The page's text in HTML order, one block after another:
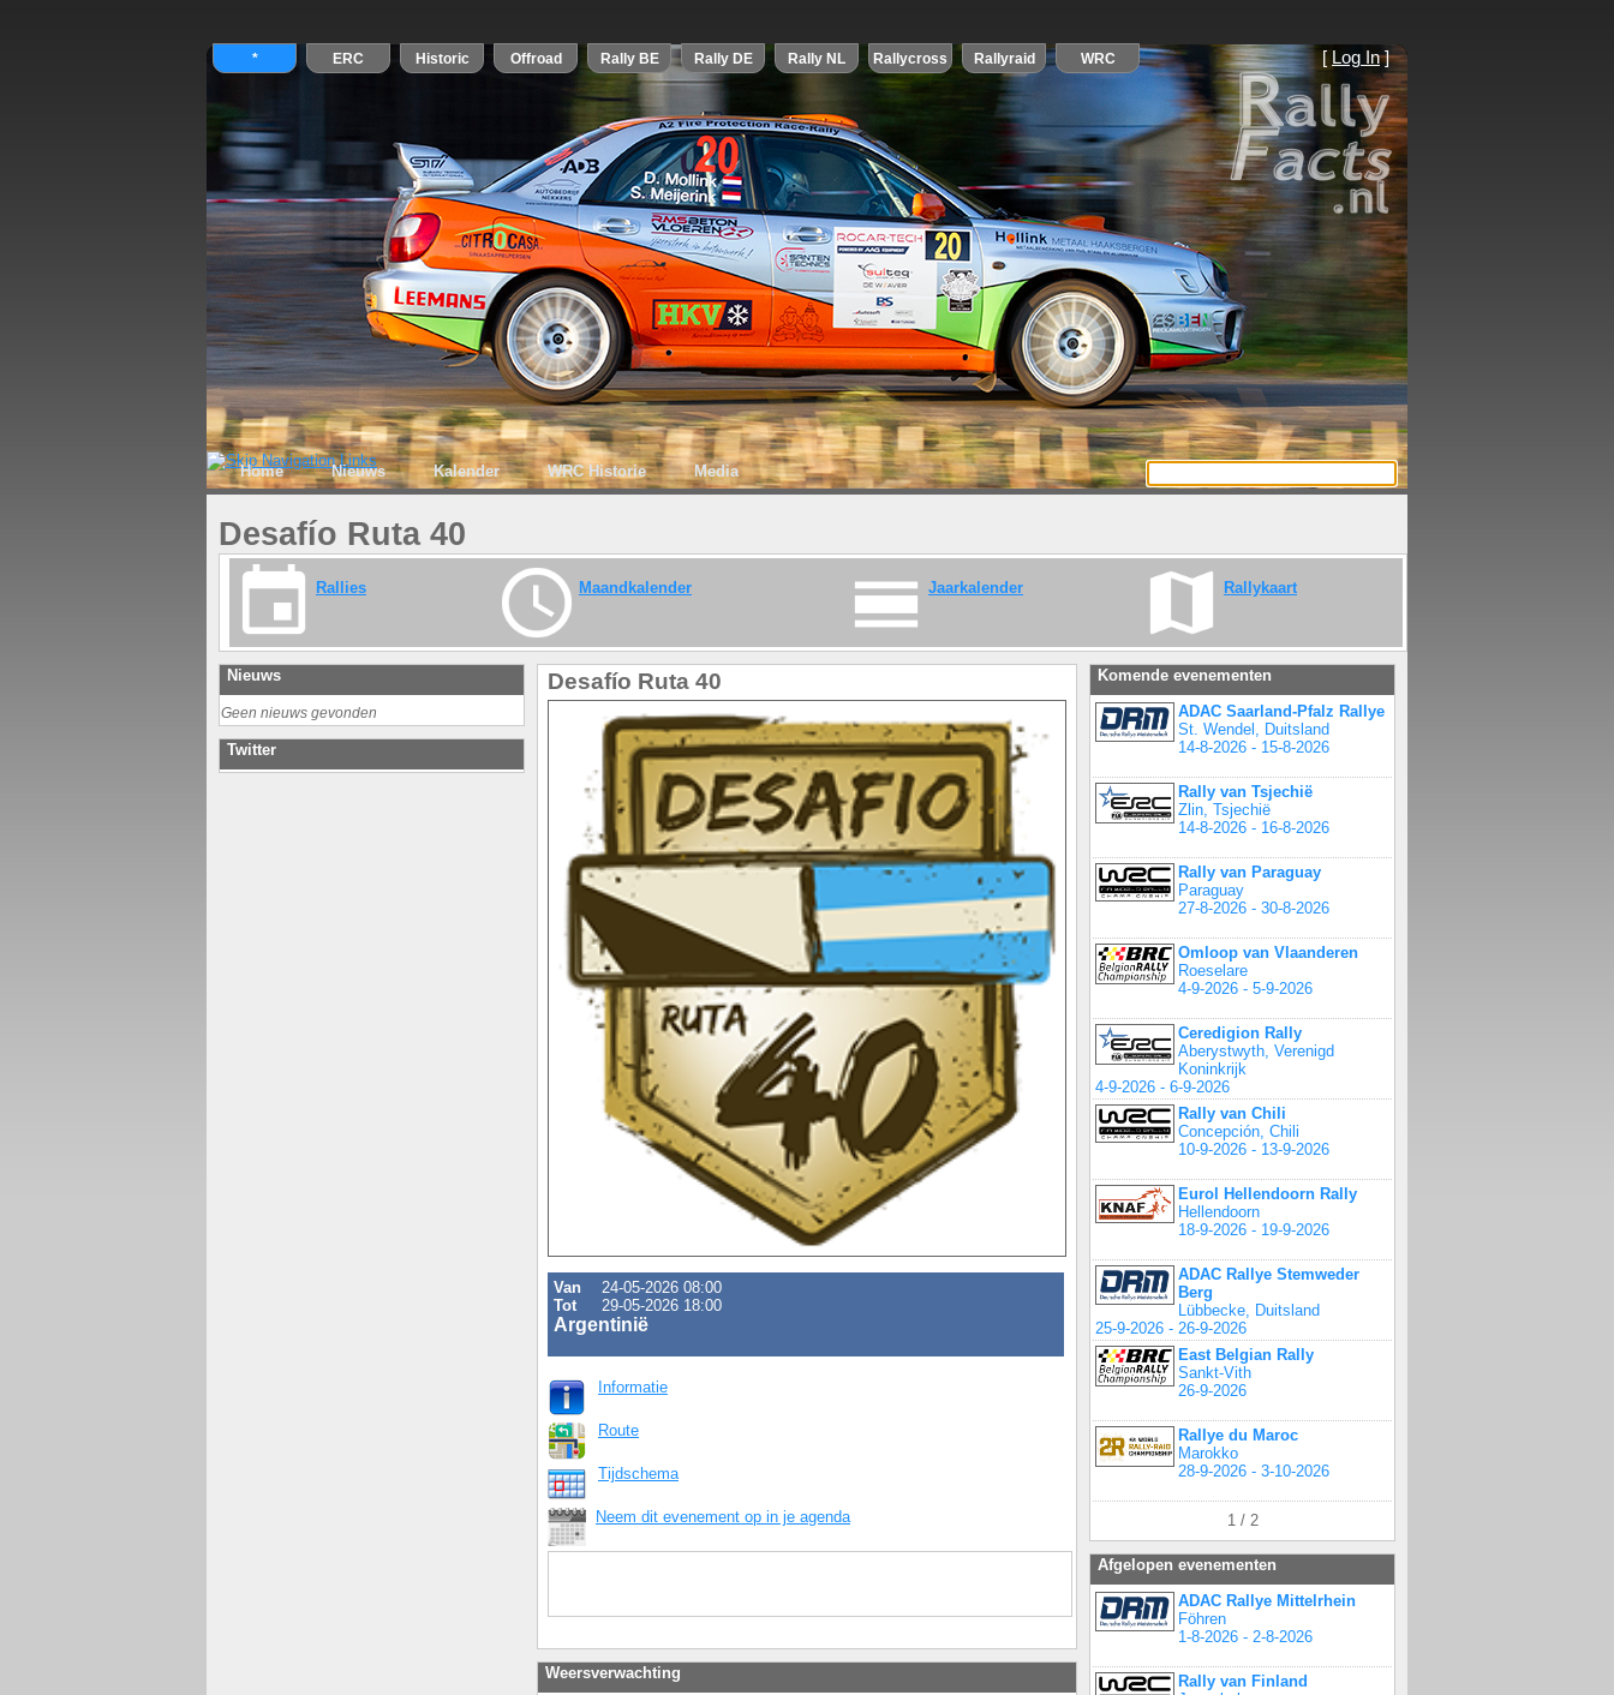
[ Log In]
Home Nieuws Kalender WRC Historie Media
Desafío Ruta 40
Rallies Maandkalender Jaarkalender Rallykaart
Nieuws
Geen nieuws gevonden
Twitter
Desafío Ruta 40
Van
24-05-2026 08:00
Tot
29-05-2026 18:00
Argentinië
Informatie
Route
Tijdschema
Neem dit evenement op in je agenda
Weersverwachting
Komende evenementen
ADAC Saarland-Pfalz Rallye
St. Wendel, Duitsland
14-8-2026 - 15-8-2026
Rally van Tsjechië
Zlin, Tsjechië
14-8-2026 - 16-8-2026
Rally van Paraguay
Paraguay
27-8-2026 - 30-8-2026
Omloop van Vlaanderen
Roeselare
4-9-2026 - 5-9-2026
Ceredigion Rally
Aberystwyth, Verenigd
Koninkrijk
4-9-2026 - 6-9-2026
Rally van Chili
Concepción, Chili
10-9-2026 - 13-9-2026
Eurol Hellendoorn Rally
Hellendoorn
18-9-2026 - 19-9-2026
ADAC Rallye Stemweder
Berg
Lübbecke, Duitsland
25-9-2026 - 26-9-2026
East Belgian Rally
Sankt-Vith
26-9-2026
Rallye du Maroc
Marokko
28-9-2026 - 3-10-2026
1 / 2
Afgelopen evenementen
ADAC Rallye Mittelrhein
Föhren
1-8-2026 - 2-8-2026
Rally van Finland